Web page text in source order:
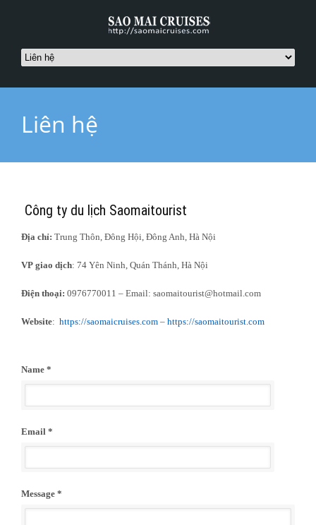
Liên hệ
Công ty du lịch Saomaitourist
Địa chỉ: Trung Thôn, Đông Hội, Đông Anh, Hà Nội
VP giao dịch: 74 Yên Ninh, Quán Thánh, Hà Nội
Điện thoại: 0976770011 – Email: saomaitourist@hotmail.com
Website: https://saomaicruises.com – https://saomaitourist.com
Name *
Email *
Message *